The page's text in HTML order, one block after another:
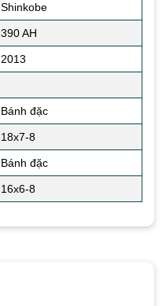
Shinkobe
390 AH
2013
Bánh đặc
18x7-8
Bánh đặc
16x6-8